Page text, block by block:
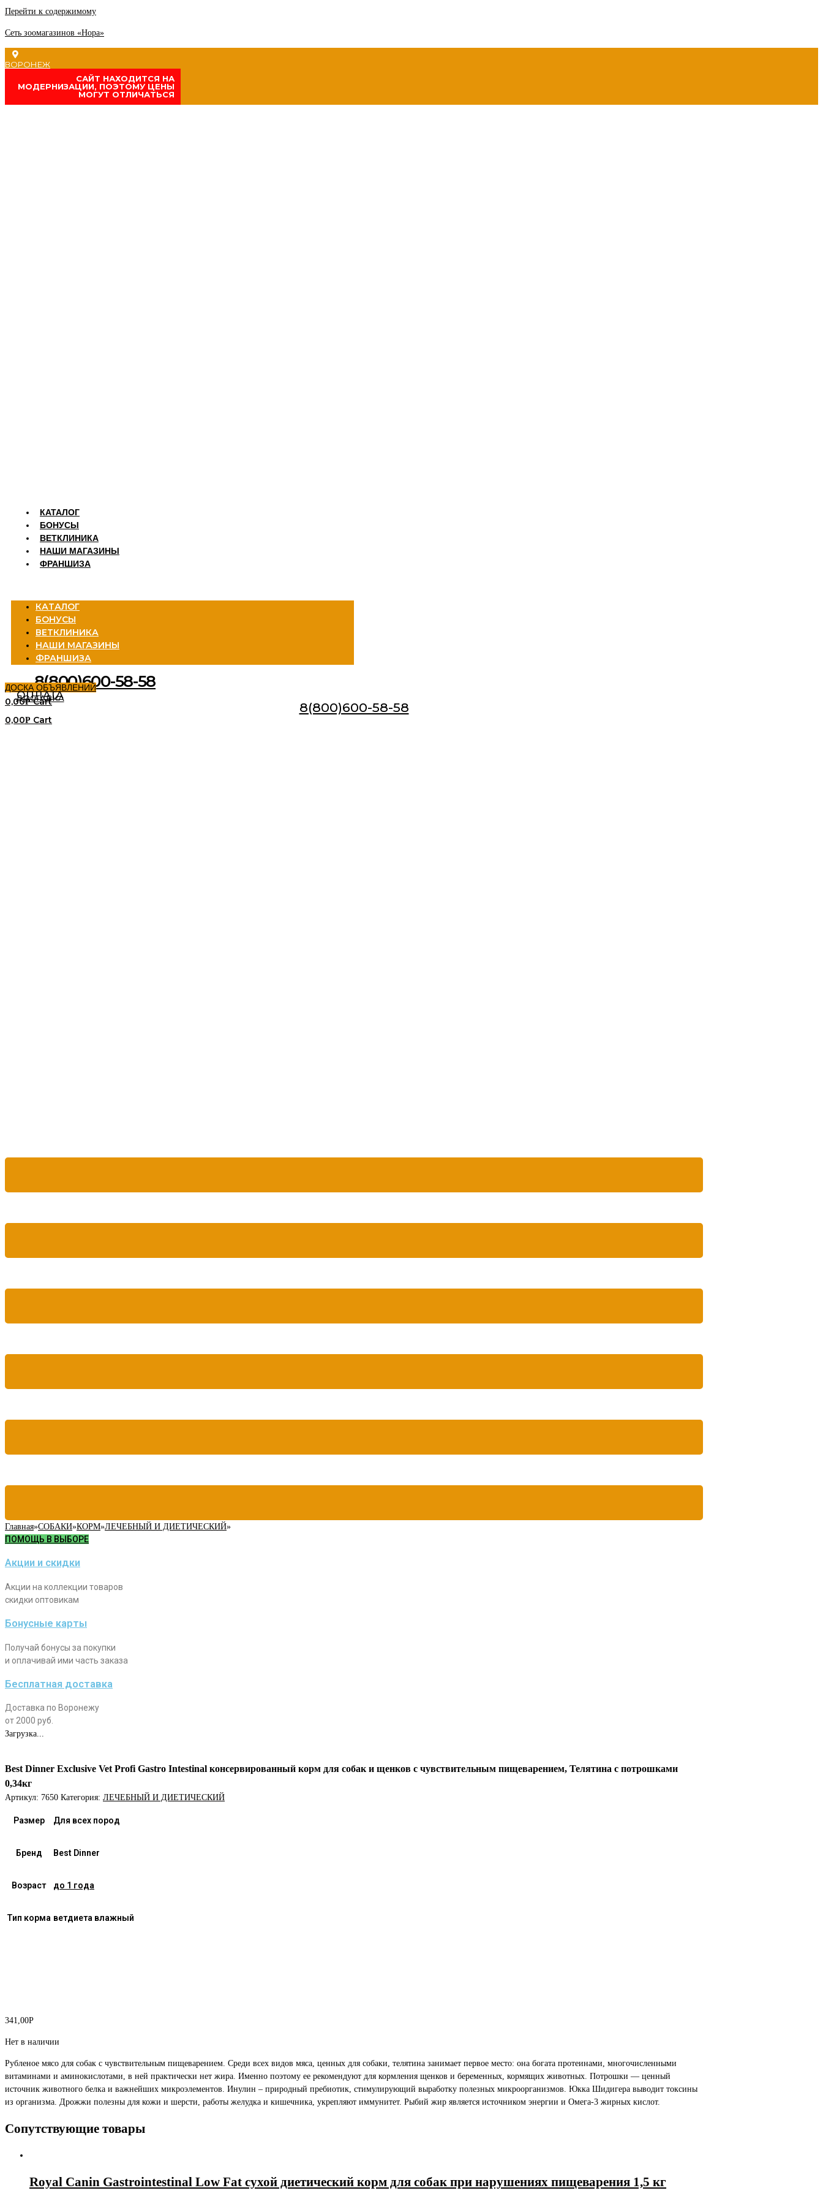
Перейти к содержимому
Сеть зоомагазинов «Нора»
ВОРОНЕЖ
CАЙТ НАХОДИТСЯ НА
МОДЕРНИЗАЦИИ, ПОЭТОМУ ЦЕНЫ
МОГУТ ОТЛИЧАТЬСЯ
КАТАЛОГ
БОНУСЫ
ВЕТКЛИНИКА
НАШИ МАГАЗИНЫ
ФРАНШИЗА
КАТАЛОГ
БОНУСЫ
ВЕТКЛИНИКА
НАШИ МАГАЗИНЫ
ФРАНШИЗА
8(800)600-58-58
ДОСКА ОБЪЯВЛЕНИЙ
ДОСТАВКА
ОПЛАТА
0,00Р Cart 8(800)600-58-58
0,00Р Cart
Главная»СОБАКИ»КОРМ»ЛЕЧЕБНЫЙ И ДИЕТИЧЕСКИЙ»
ПОМОЩЬ В ВЫБОРЕ
Акции и скидки
Акции на коллекции товаров
скидки оптовикам
Бонусные карты
Получай бонусы за покупки
и оплачивай ими часть заказа
Бесплатная доставка
Доставка по Воронежу
от 2000 руб.
Загрузка...
Best Dinner Exclusive Vet Profi Gastro Intestinal консервированный корм для собак и щенков с чувствительным пищеварением, Телятина с потрошками
0,34кг
Артикул: 7650 Категория: ЛЕЧЕБНЫЙ И ДИЕТИЧЕСКИЙ
Размер Для всех пород
Бренд Best Dinner
Возраст до 1 года
Тип корма ветдиета влажный
341,00Р
Нет в наличии
Рубленое мясо для собак с чувствительным пищеварением. Среди всех видов мяса, ценных для собаки, телятина занимает первое место: она богата протеинами, многочисленными
витаминами и аминокислотами, в ней практически нет жира. Именно поэтому ее рекомендуют для кормления щенков и беременных, кормящих животных. Потрошки — ценный
источник животного белка и важнейших микроэлементов. Инулин – природный пребиотик, стимулирующий выработку полезных микроорганизмов. Юкка Шидигера выводит токсины
из организма. Дрожжи полезны для кожи и шерсти, работы желудка и кишечника, укрепляют иммунитет. Рыбий жир является источником энергии и Омега-3 жирных кислот.
Сопутствующие товары
Royal Canin Gastrointestinal Low Fat сухой диетический корм для собак при нарушениях пищеварения 1,5 кг